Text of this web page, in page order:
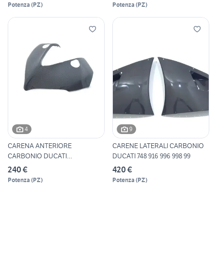
Potenza (PZ) Potenza (PZ)
4
CARENA ANTERIORE
CARBONIO DUCATI
SUPERSPORT 939 95
240 €
Potenza (PZ)
9
CARENE LATERALI CARBONIO
DUCATI 748 916 996 998 99
420 €
Potenza (PZ)